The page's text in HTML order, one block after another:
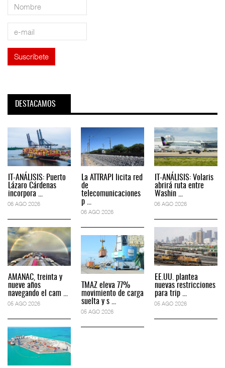
DESTACAMOS
IT-ANÁLISIS: Puerto
Lázaro Cárdenas
incorpora ...
06 AGO 2026
AMANAC, treinta y
nueve años
navegando el cam ...
05 AGO 2026
La ATTRAPI licita red
de
telecomunicaciones
p ...
06 AGO 2026
TMAZ eleva 77%
movimiento de carga
suelta y s ...
05 AGO 2026
IT-ANÁLISIS: Volaris
abrirá ruta entre
Washin ...
06 AGO 2026
EE.UU. plantea
nuevas restricciones
para trip ...
05 AGO 2026